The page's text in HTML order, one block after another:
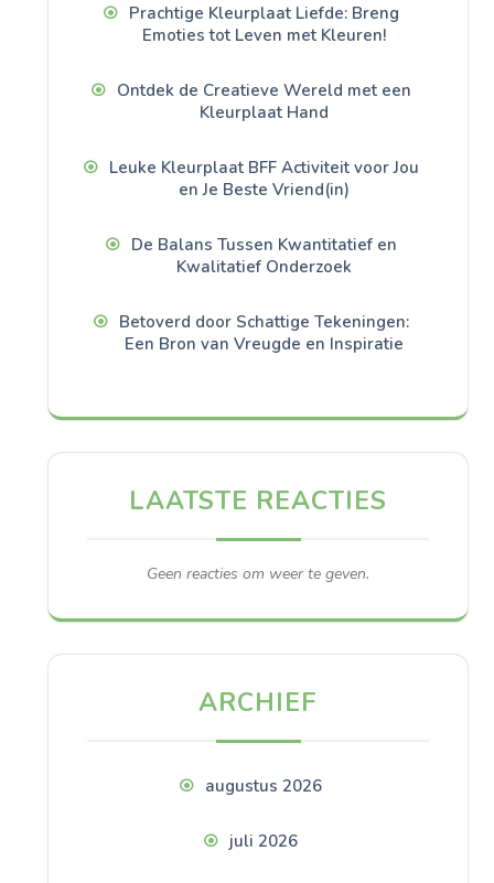
Prachtige Kleurplaat Liefde: Breng
Emoties tot Leven met Kleuren!
Ontdek de Creatieve Wereld met een
Kleurplaat Hand
Leuke Kleurplaat BFF Activiteit voor Jou
en Je Beste Vriend(in)
De Balans Tussen Kwantitatief en
Kwalitatief Onderzoek
Betoverd door Schattige Tekeningen:
Een Bron van Vreugde en Inspiratie
LAATSTE REACTIES
Geen reacties om weer te geven.
ARCHIEF
augustus 2026
juli 2026